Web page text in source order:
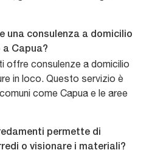
una consulenza a domicilio
a Capua?
offre consulenze a domicilio
in loco. Questo servizio è
come Capua e le aree
permette di
o visionare i materiali?